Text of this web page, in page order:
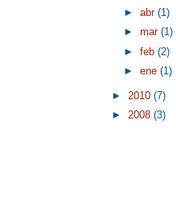
►abr(1)
►mar(1)
►feb(2)
►ene(1)
► 2010 (7)
► 2008 (3)